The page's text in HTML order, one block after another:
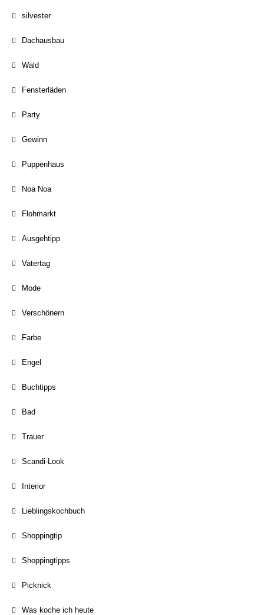
silvester
Dachausbau
Wald
Fensterläden
Party
Gewinn
Puppenhaus
Noa Noa
Flohmarkt
Ausgehtipp
Vatertag
Mode
Verschönern
Farbe
Engel
Buchtipps
Bad
Trauer
Scandi-Look
Interior
Lieblingskochbuch
Shoppingtip
Shoppingtipps
Picknick
Was koche ich heute